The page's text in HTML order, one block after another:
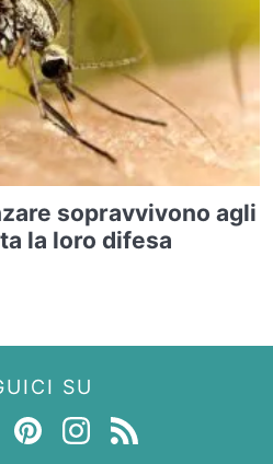
sopravvivono agli
la loro difesa
SU